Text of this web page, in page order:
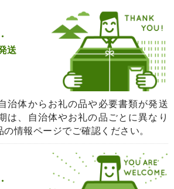
送
治体からお礼の品や必要書類が発送
は、自治体やお礼の品ごとに異なり
の情報ページでご確認ください。